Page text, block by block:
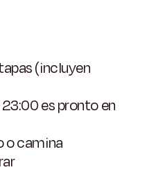
(incluyen
es pronto en
o camina